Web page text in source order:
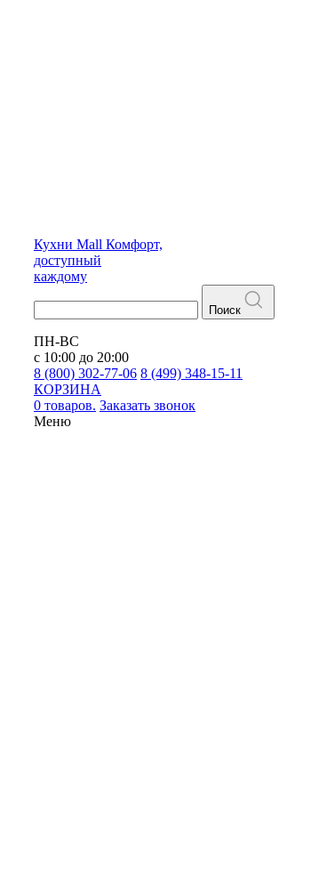
Кухни Mall Комфорт,
доступный
каждому
Поиск
ПН-ВС
с 10:00 до 20:00
8 (800) 302-77-06 8 (499) 348-15-11
КОРЗИНА
0 товаров. Заказать звонок
Меню